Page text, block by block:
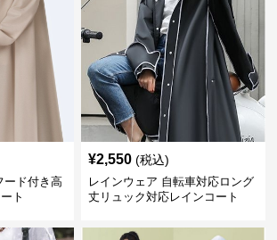
ード付き高
ト
¥2,550 (税込)
レインウェア 自転車対応ロング
丈リュック対応レインコート